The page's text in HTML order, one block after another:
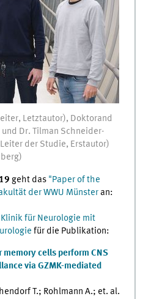
Letztautor), Doktorand
Dr. Tilman Schneider-
der Studie, Erstautor)
geht das "Paper of the
der WWU Münster an:
Klinik für Neurologie mit
für die Publikation:
memory cells perform CNS
via GZMK-mediated
T.; Rohlmann A.; et. al.